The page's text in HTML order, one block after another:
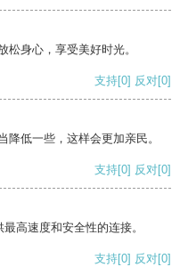
松身心，享受美好时光。
支持[0] 反对[0]
低一些，这样会更加亲民。
支持[0] 反对[0]
高速度和安全性的连接。
支持[0] 反对[0]